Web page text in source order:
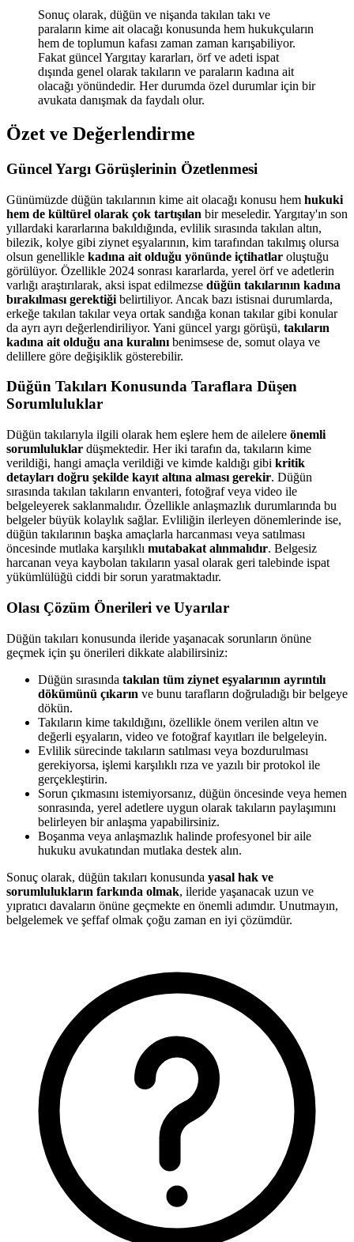
Sonuç olarak, düğün ve nişanda takılan takı ve
paraların kime ait olacağı konusunda hem hukukçuların
hem de toplumun kafası zaman zaman karışabiliyor.
Fakat güncel Yargıtay kararları, örf ve adeti ispat
dışında genel olarak takıların ve paraların kadına ait
olacağı yönündedir. Her durumda özel durumlar için bir
avukata danışmak da faydalı olur.
Özet ve Değerlendirme
Güncel Yargı Görüşlerinin Özetlenmesi
Günümüzde düğün takılarının kime ait olacağı konusu hem hukuki
hem de kültürel olarak çok tartışılan bir meseledir. Yargıtay'ın son
yıllardaki kararlarına bakıldığında, evlilik sırasında takılan altın,
bilezik, kolye gibi ziynet eşyalarının, kim tarafından takılmış olursa
olsun genellikle kadına ait olduğu yönünde içtihatlar oluştuğu
görülüyor. Özellikle 2024 sonrası kararlarda, yerel örf ve adetlerin
varlığı araştırılarak, aksi ispat edilmezse düğün takılarının kadına
bırakılması gerektiği belirtiliyor. Ancak bazı istisnai durumlarda,
erkeğe takılan takılar veya ortak sandığa konan takılar gibi konular
da ayrı ayrı değerlendiriliyor. Yani güncel yargı görüşü, takıların
kadına ait olduğu ana kuralını benimsese de, somut olaya ve
delillere göre değişiklik gösterebilir.
Düğün Takıları Konusunda Taraflara Düşen
Sorumluluklar
Düğün takılarıyla ilgili olarak hem eşlere hem de ailelere önemli
sorumluluklar düşmektedir. Her iki tarafın da, takıların kime
verildiği, hangi amaçla verildiği ve kimde kaldığı gibi kritik
detayları doğru şekilde kayıt altına alması gerekir. Düğün
sırasında takılan takıların envanteri, fotoğraf veya video ile
belgeleyerek saklanmalıdır. Özellikle anlaşmazlık durumlarında bu
belgeler büyük kolaylık sağlar. Evliliğin ilerleyen dönemlerinde ise,
düğün takılarının başka amaçlarla harcanması veya satılması
öncesinde mutlaka karşılıklı mutabakat alınmalıdır. Belgesiz
harcanan veya kaybolan takıların yasal olarak geri talebinde ispat
yükümlülüğü ciddi bir sorun yaratmaktadır.
Olası Çözüm Önerileri ve Uyarılar
Düğün takıları konusunda ileride yaşanacak sorunların önüne
geçmek için şu önerileri dikkate alabilirsiniz:
Düğün sırasında takılan tüm ziynet eşyalarının ayrıntılı
dökümünü çıkarın ve bunu tarafların doğruladığı bir belgeye
dökün.
Takıların kime takıldığını, özellikle önem verilen altın ve
değerli eşyaların, video ve fotoğraf kayıtları ile belgeleyin.
Evlilik sürecinde takıların satılması veya bozdurulması
gerekiyorsa, işlemi karşılıklı rıza ve yazılı bir protokol ile
gerçekleştirin.
Sorun çıkmasını istemiyorsanız, düğün öncesinde veya hemen
sonrasında, yerel adetlere uygun olarak takıların paylaşımını
belirleyen bir anlaşma yapabilirsiniz.
Boşanma veya anlaşmazlık halinde profesyonel bir aile
hukuku avukatından mutlaka destek alın.
Sonuç olarak, düğün takıları konusunda yasal hak ve
sorumlulukların farkında olmak, ileride yaşanacak uzun ve
yıpratıcı davaların önüne geçmekte en önemli adımdır. Unutmayın,
belgelemek ve şeffaf olmak çoğu zaman en iyi çözümdür.